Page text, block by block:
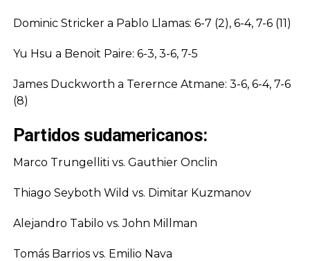
Dominic Stricker a Pablo Llamas: 6-7 (2), 6-4, 7-6 (11)
Yu Hsu a Benoit Paire: 6-3, 3-6, 7-5
James Duckworth a Terernce Atmane: 3-6, 6-4, 7-6
(8)
Partidos sudamericanos:
Marco Trungelliti vs. Gauthier Onclin
Thiago Seyboth Wild vs. Dimitar Kuzmanov
Alejandro Tabilo vs. John Millman
Tomás Barrios vs. Emilio Nava